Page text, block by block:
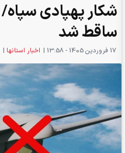
ساقط شد‌
17 فروردين 1405 - 13:58 | اخبار استانها |